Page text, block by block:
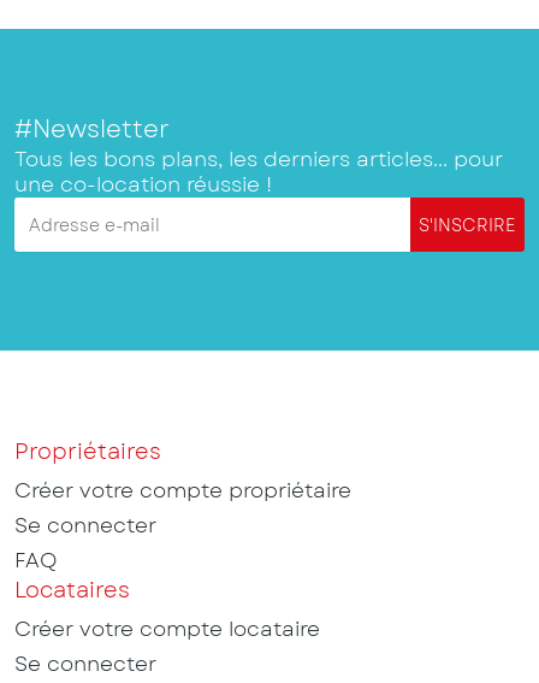
#Newsletter
Tous les bons plans, les derniers articles... pour
une co-location réussie !
Adresse e-mail S'INSCRIRE
Propriétaires
Créer votre compte propriétaire
Se connecter
FAQ
Locataires
Créer votre compte locataire
Se connecter